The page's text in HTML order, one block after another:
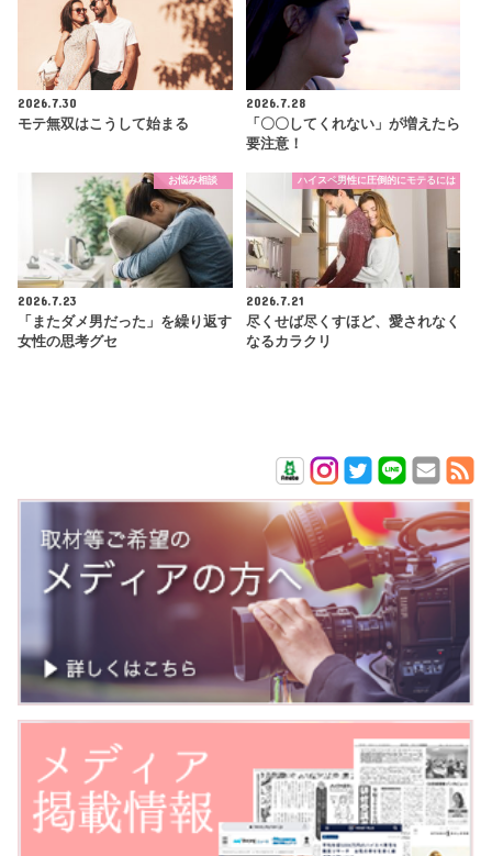
2026.7.30
モテ無双はこうして始まる
2026.7.28
「〇〇してくれない」が増えたら
要注意！
お悩み相談
2026.7.23
「またダメ男だった」を繰り返す
女性の思考グセ
ハイスペ男性に圧倒的にモテるには
2026.7.21
尽くせば尽くすほど、愛されなく
なるカラクリ